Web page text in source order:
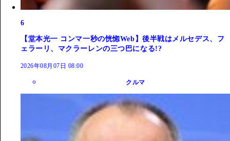
6
【堂本光一 コンマ一秒の恍惚Web】後半戦はメルセデス、フ
ェラーリ、マクラーレンの三つ巴になる!?
2026年08月07日 08:00
クルマ